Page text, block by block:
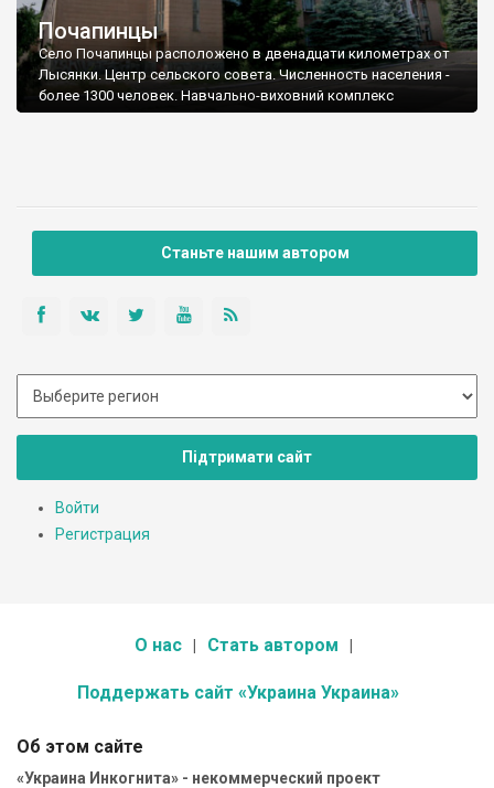
Почапинцы
Село Почапинцы расположено в двенадцати километрах от
Лысянки. Центр сельского совета. Численность населения -
более 1300 человек. Навчально-виховний комплекс
Станьте нашим автором
Підтримати сайт
Войти
Регистрация
О нас Стать автором
Поддержать сайт «Украина Украина»
Об этом сайте
«Украина Инкогнита» - некоммерческий проект